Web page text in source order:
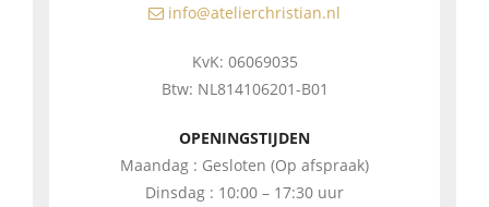
info@atelierchristian.nl
KvK: 06069035
Btw: NL814106201-B01
OPENINGSTIJDEN
Maandag : Gesloten (Op afspraak)
Dinsdag : 10:00 – 17:30 uur